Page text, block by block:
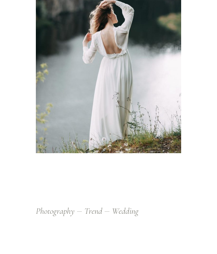
Photography Trend Wedding